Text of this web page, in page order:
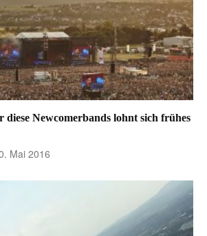
Newcomerbands lohnt sich frühes
Mai 2016